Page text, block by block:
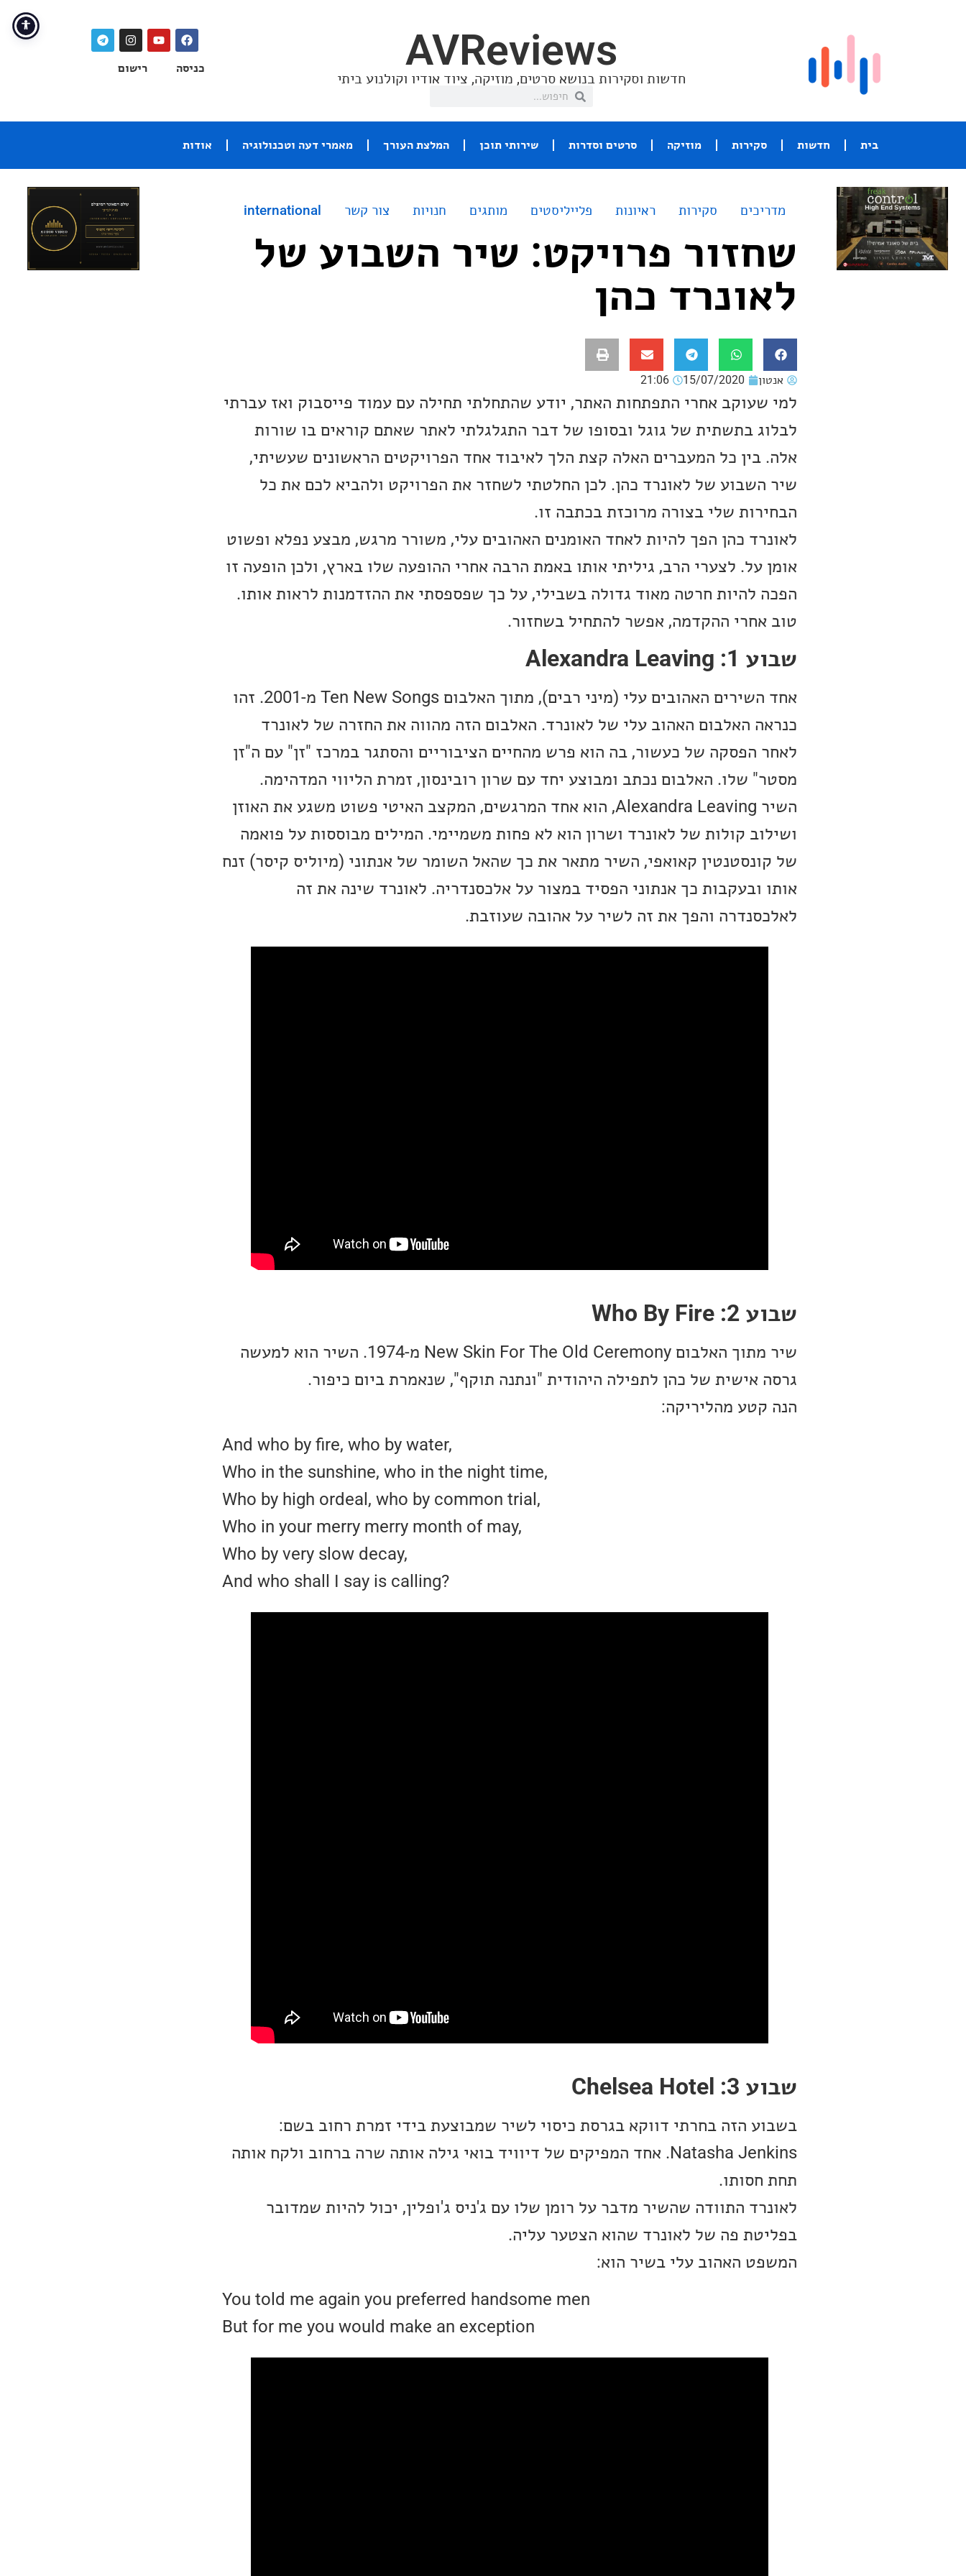
AVReviews
חדשות וסקירות בנושא סרטים, מוזיקה, ציוד אודיו וקולנוע ביתי
כניסה רישום
בית חדשות סקירות מוזיקה סרטים וסדרות שירותי תוכן המלצת העורך מאמרי דעה וטכנולוגיה אודות
מדריכים סקירות ראיונות פלייליסטים מותגים חנויות צור קשר international
שחזור פרויקט: שיר השבוע של
לאונרד כהן
אנטון 15/07/2020
21:06
למי שעוקב אחרי התפתחות האתר, יודע שהתחלתי תחילה עם עמוד פייסבוק ואז עברתי
לבלוג בתשתית של גוגל ובסופו של דבר התגלגלתי לאתר שאתם קוראים בו שורות
אלה. בין כל המעברים האלה קצת הלך לאיבוד אחד הפרויקטים הראשונים שעשיתי,
שיר השבוע של לאונרד כהן. לכן החלטתי לשחזר את הפרויקט ולהביא לכם את כל
הבחירות שלי בצורה מרוכזת בכתבה זו.
לאונרד כהן הפך להיות לאחד האומנים האהובים עלי, משורר מרגש, מבצע נפלא ופשוט
אומן על. לצערי הרב, גיליתי אותו באמת הרבה אחרי ההופעה שלו בארץ, ולכן הופעה זו
הפכה להיות חרטה מאוד גדולה בשבילי, על כך שפספסתי את ההזדמנות לראות אותו.
טוב אחרי ההקדמה, אפשר להתחיל בשחזור.
שבוע 1: Alexandra Leaving
אחד השירים האהובים עלי (מיני רבים), מתוך האלבום Ten New Songs מ-2001. זהו
כנראה האלבום האהוב עלי של לאונרד. האלבום הזה מהווה את החזרה של לאונרד
לאחר הפסקה של כעשור, בה הוא פרש מהחיים הציבוריים והסתגר במרכז "זן" עם ה"זן
מסטר" שלו. האלבום נכתב ומבוצע יחד עם שרון רובינסון, זמרת הליווי המדהימה.
השיר Alexandra Leaving, הוא אחד המרגשים, המקצב האיטי פשוט משגע את האוזן
ושילוב קולות של לאונרד ושרון הוא לא פחות משמיימי. המילים מבוססות על פואמה
של קונסטנטין קאואפי, השיר מתאר את כך שהאל השומר של אנתוני (מיוליס קיסר) זנח
אותו ובעקבות כך אנתוני הפסיד במצור על אלכסנדריה. לאונרד שינה את זה
לאלכסנדרה והפך את זה לשיר על אהובה שעוזבת.
שבוע 2: Who By Fire
שיר מתוך האלבום New Skin For The Old Ceremony מ-1974. השיר הוא למעשה
גרסה אישית של כהן לתפילה היהודית "ונתנה תוקף", שנאמרת ביום כיפור.
הנה קטע מהליריקה:
And who by fire, who by water,
Who in the sunshine, who in the night time,
Who by high ordeal, who by common trial,
Who in your merry merry month of may,
Who by very slow decay,
And who shall I say is calling?
שבוע 3: Chelsea Hotel
בשבוע הזה בחרתי דווקא בגרסת כיסוי לשיר שמבוצעת בידי זמרת רחוב בשם:
Natasha Jenkins. אחד המפיקים של דיוויד בואי גילה אותה שרה ברחוב ולקח אותה
תחת חסותו.
לאונרד התוודה שהשיר מדבר על רומן שלו עם ג'ניס ג'ופלין, יכול להיות שמדובר
בפליטת פה של לאונרד שהוא הצטער עליה.
המשפט האהוב עלי בשיר הוא:
You told me again you preferred handsome men
But for me you would make an exception